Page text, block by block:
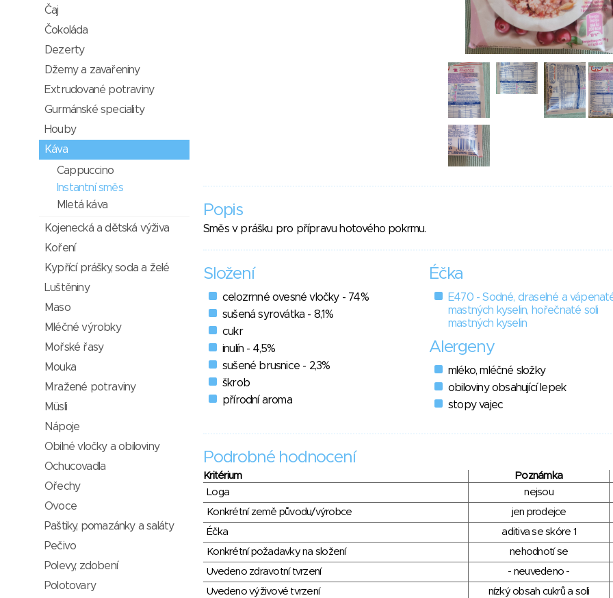
Popis
Směs v prášku pro přípravu hotového pokrmu.
Složení
celozrnné ovesné vločky - 74%
sušená syrovátka - 8,1%
cukr
inulín - 4,5%
sušené brusnice - 2,3%
škrob
přírodní aroma
Éčka
E470 - Sodné, draselné a
mastných kyselin, hořečnaté soli
mastných kyselin
Alergeny
mléko, mléčné složky
obiloviny obsahující lepek
stopy vajec
Podrobné hodnocení
Kritérium
Poznámka
Loga
nejsou
Konkrétní země původu/výrobce
jen prodejce
Éčka
aditiva se skóre 1
Konkrétní požadavky na složení
nehodnotí se
Uvedeno zdravotní tvrzení
- neuvedeno -
Uvedeno výživové tvrzení
nízký obsah cukrů a soli
Čaj
Čokoláda
Dezerty
Džemy a zavařeniny
Extrudované potraviny
Gurmánské speciality
Houby
Káva
Cappuccino
Instantní směs
Mletá káva
Kojenecká a dětská výživa
Koření
Kypřící prášky, soda a želé
Luštěniny
Maso
Mléčné výrobky
Mořské řasy
Mouka
Mražené potraviny
Müsli
Nápoje
Obilné vločky a obiloviny
Ochucovadla
Ořechy
Ovoce
Paštiky, pomazánky a saláty
Pečivo
Polevy, zdobení
Polotovary